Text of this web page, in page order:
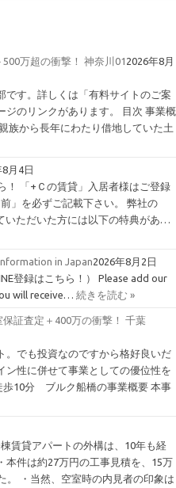
万超の衝撃！ 神奈川01 2026年8月
です。詳しくは「有料サイトのご案
ジのリンクがあります。 目次 事業概
族から長年にわたり借地していた土
月4日
！ 「+Ｃの賃貸」入居者様はご登録
」を必ずご記載下さい。 弊社の
いただいた方には以下の特典があ…
in Japan2026年8月2日
登録はこちら！） Please add our
will receive… 続きを読む »
証査定＋400万の衝撃！ 千葉
。でも投資なのですから格好良いだ
ン性に併せて事業としての優位性を
10分 ブルク船橋の事業概要 本事
賃貸アパートの外構は、10年も経
本件は約27万円の工事見積を、15万
。 ・当然、空室時の内見者の印象は